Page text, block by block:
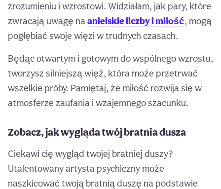
zrozumieniu i wzrostowi. Widziałam, jak pary, które
zwracają uwagę na anielskie liczby i miłość, mogą
pogłębiać swoje więzi w trudnych czasach.
Będąc otwartym i gotowym do wspólnego wzrostu,
tworzysz silniejszą więź, która może przetrwać
wszelkie próby. Pamiętaj, że miłość rozwija się w
atmosferze zaufania i wzajemnego szacunku.
Zobacz, jak wygląda twój bratnia dusza
Ciekawi cię wygląd twojej bratniej duszy?
Utalentowany artysta psychiczny może
naszkicować twoją bratnią duszę na podstawie